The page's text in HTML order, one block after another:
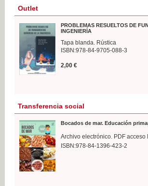
Outlet
PROBLEMAS RESUELTOS DE
INGENIERÍA
Tapa blanda. Rústica
ISBN:978-84-9705-088-3
2,00 €
Transferencia social
Bocados de mar. Educación
Archivo electrónico. PDF acceso
ISBN:978-84-1396-423-2